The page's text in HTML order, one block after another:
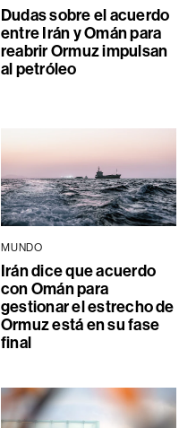
Dudas sobre el acuerdo
entre Irán y Omán para
reabrir Ormuz impulsan
al petróleo
MUNDO
Irán dice que acuerdo
con Omán para
gestionar el estrecho de
Ormuz está en su fase
final